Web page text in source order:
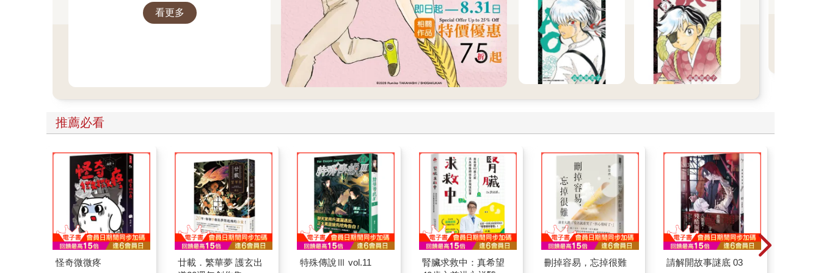
看更多
推薦必看
怪奇微微疼
廿載．繁華夢 護玄出
特殊傳說Ⅲ vol.11
腎臟求救中：真希望
刪掉容易，忘掉很難 請解開故事謎底 03